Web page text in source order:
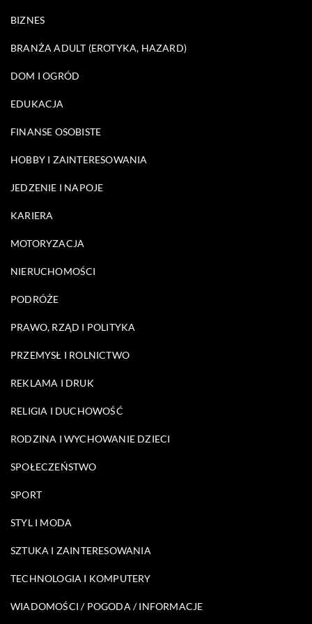
BIZNES
BRANŻA ADULT (EROTYKA, HAZARD)
DOM I OGRÓD
EDUKACJA
FINANSE OSOBISTE
HOBBY I ZAINTERESOWANIA
JEDZENIE I NAPOJE
KARIERA
MOTORYZACJA
NIERUCHOMOŚCI
PODRÓŻE
PRAWO, RZĄD I POLITYKA
PRZEMYSŁ I ROLNICTWO
REKLAMA I DRUK
RELIGIA I DUCHOWOŚĆ
RODZINA I WYCHOWANIE DZIECI
SPOŁECZEŃSTWO
SPORT
STYL I MODA
SZTUKA I ZAINTERESOWANIA
TECHNOLOGIA I KOMPUTERY
WIADOMOŚCI / POGODA / INFORMACJE